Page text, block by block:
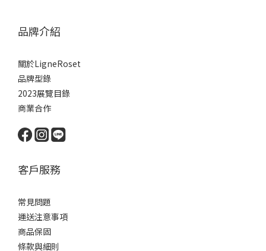
品牌介紹
關於LigneRoset
品牌型錄
2023展覽目錄
商業合作
客戶服務
常見問題
運送注意事項
商品保固
條款與細則